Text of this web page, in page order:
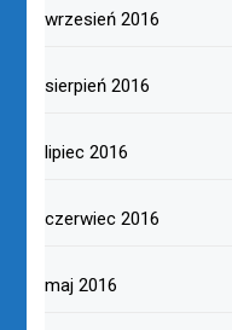
wrzesień 2016
sierpień 2016
lipiec 2016
czerwiec 2016
maj 2016